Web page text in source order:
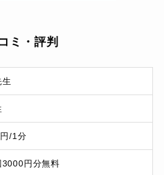
ミ・評判
生
/1分
3000円分無料